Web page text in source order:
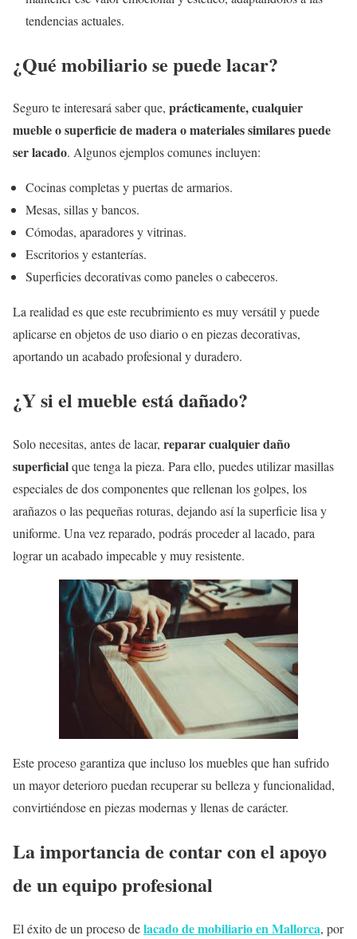
tendencias actuales.
¿Qué mobiliario se puede lacar?
Seguro te interesará saber que, prácticamente, cualquier
mueble o superficie de madera o materiales similares puede
ser lacado. Algunos ejemplos comunes incluyen:
Cocinas completas y puertas de armarios.
Mesas, sillas y bancos.
Cómodas, aparadores y vitrinas.
Escritorios y estanterías.
Superficies decorativas como paneles o cabeceros.
La realidad es que este recubrimiento es muy versátil y puede
aplicarse en objetos de uso diario o en piezas decorativas,
aportando un acabado profesional y duradero.
¿Y si el mueble está dañado?
Solo necesitas, antes de lacar, reparar cualquier daño
superficialque tenga la pieza. Para ello, puedes utilizar masillas
especiales de dos componentes que rellenan los golpes, los
arañazos o las pequeñas roturas, dejando así la superficie lisa y
uniforme. Una vez reparado, podrás proceder al lacado, para
lograr un acabado impecable y muy resistente.
Este proceso garantiza que incluso los muebles que han sufrido
un mayor deterioro puedan recuperar su belleza y funcionalidad,
convirtiéndose en piezas modernas y llenas de carácter.
La importancia de contar con el apoyo
de un equipo profesional
El éxito de un proceso delacado de mobiliario en Mallorca, por